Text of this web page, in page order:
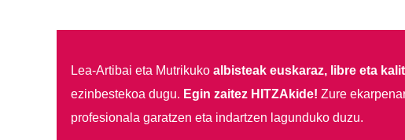
Lea-Artibai eta Mutrikuko albisteak euskaraz, libre eta
ezinbestekoa dugu. Egin zaitez HITZAkide! Zure
profesionala garatzen eta indartzen lagunduko duzu.